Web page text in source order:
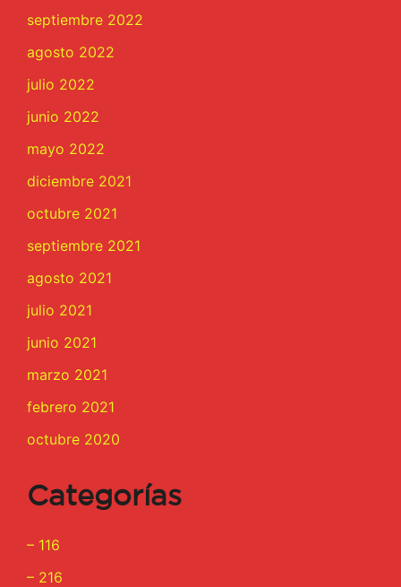
septiembre 2022
agosto 2022
julio 2022
junio 2022
mayo 2022
diciembre 2021
octubre 2021
septiembre 2021
agosto 2021
julio 2021
junio 2021
marzo 2021
febrero 2021
octubre 2020
Categorías
– 116
– 216